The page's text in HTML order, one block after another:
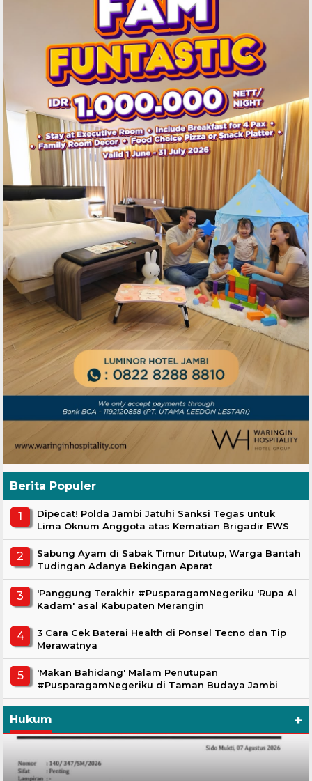
Berita Populer
Dipecat! Polda Jambi Jatuhi Sanksi Tegas untuk
Lima Oknum Anggota atas Kematian Brigadir EWS
Sabung Ayam di Sabak Timur Ditutup, Warga Bantah
Tudingan Adanya Bekingan Aparat
'Panggung Terakhir #PusparagamNegeriku 'Rupa Al
Kadam' asal Kabupaten Merangin
3 Cara Cek Baterai Health di Ponsel Tecno dan Tip
Merawatnya
'Makan Bahidang' Malam Penutupan
#PusparagamNegeriku di Taman Budaya Jambi
Hukum +